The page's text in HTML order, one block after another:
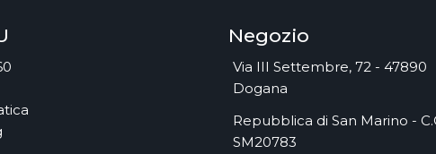
Negozio
Via III Settembre, 72 - 47890
Dogana
Repubblica di San Marino -
SM20783